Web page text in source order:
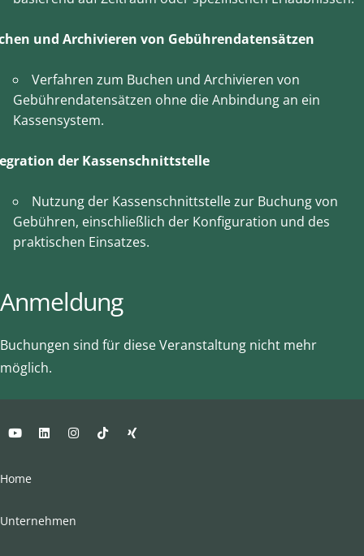
und Archivieren von Gebührendatensätzen
Verfahren zum Buchen und Archivieren von
Gebührendatensätzen ohne die Anbindung an ein
Kassensystem.
der Kassenschnittstelle
Nutzung der Kassenschnittstelle zur Buchung von
Gebühren, einschließlich der Konfiguration und des
praktischen Einsatzes.
Anmeldung
Buchungen sind für diese Veranstaltung nicht mehr
möglich.
Home
Unternehmen